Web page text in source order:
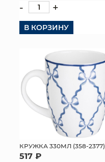
- +
В КОРЗИНУ
КРУЖКА 330МЛ (358-2377)
517 ₽